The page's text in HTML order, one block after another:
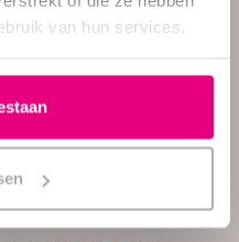
van hun services.
Onzeklantenservicestaat op
werkdagen voor je klaar van
vragen of hulp nodig bij het
Neem gerust contact met ons